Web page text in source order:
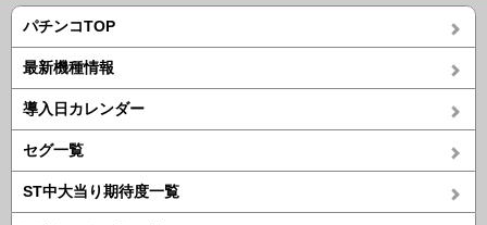
パチンコTOP
最新機種情報
導入日カレンダー
セグ一覧
ST中大当り期待度一覧